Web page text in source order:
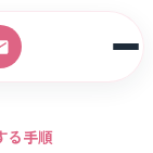
る手順